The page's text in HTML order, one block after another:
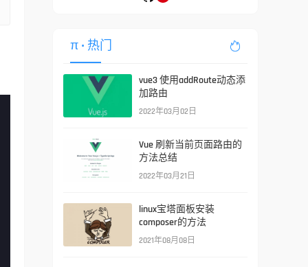
π • 热门 
vue3 使用addRoute动态添
加路由
2022年03月02日
Vue 刷新当前页面路由的
方法总结
2022年03月21日
linux宝塔面板安装
composer的方法
2021年08月08日